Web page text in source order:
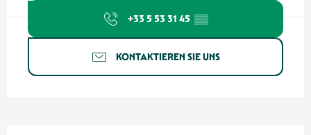
+33 5 53 31 45 ▒▒
KONTAKTIEREN SIE UNS